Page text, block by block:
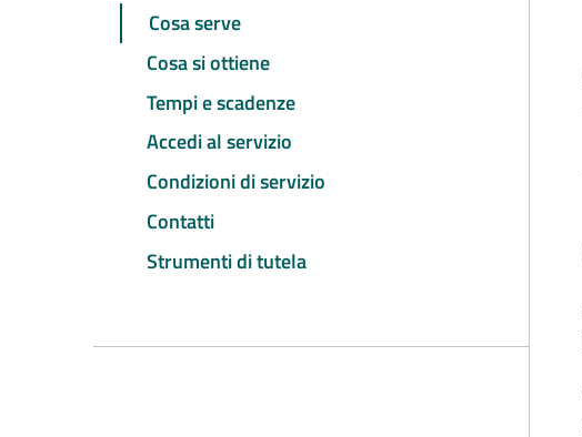
Cosa serve
Cosa si ottiene
Tempi e scadenze
Accedi al servizio
Condizioni di servizio
Contatti
Strumenti di tutela